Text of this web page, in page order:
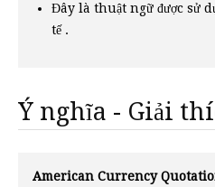
Đây là thuật ngữ được sử
tế .
Ý nghĩa - Giải
American Currency